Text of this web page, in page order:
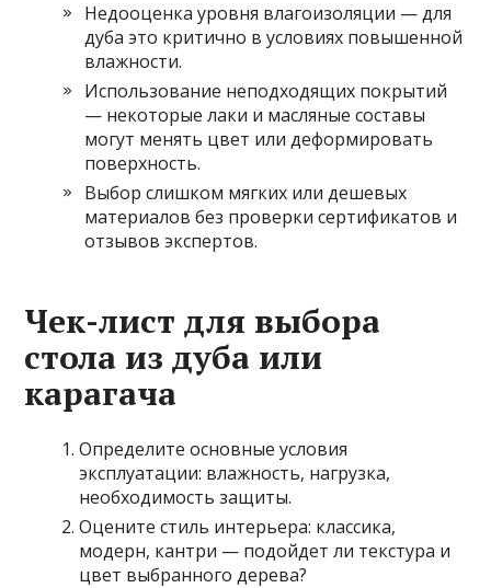
Недооценка уровня влагоизоляции — для
дуба это критично в условиях повышенной
влажности.
Использование неподходящих покрытий
— некоторые лаки и масляные составы
могут менять цвет или деформировать
поверхность.
Выбор слишком мягких или дешевых
материалов без проверки сертификатов и
отзывов экспертов.
Чек-лист для выбора
стола из дуба или
карагача
Определите основные условия
эксплуатации: влажность, нагрузка,
необходимость защиты.
Оцените стиль интерьера: классика,
модерн, кантри — подойдет ли текстура и
цвет выбранного дерева?